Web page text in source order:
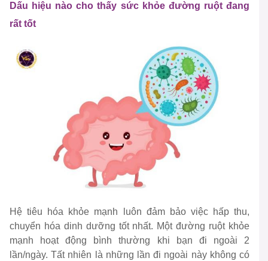
Dấu hiệu nào cho thấy sức khỏe đường ruột đang
rất tốt
Hệ tiêu hóa khỏe mạnh luôn đảm bảo việc hấp thu,
chuyển hóa dinh dưỡng tốt nhất. Một đường ruột khỏe
mạnh hoạt động bình thường khi bạn đi ngoài 2
lần/ngày. Tất nhiên là những lần đi ngoài này không có